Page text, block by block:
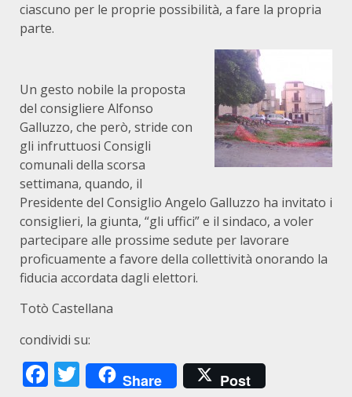
ciascuno per le proprie possibilità, a fare la propria
parte.
Un gesto nobile la proposta
del consigliere Alfonso
Galluzzo, che però, stride con
gli infruttuosi Consigli
comunali della scorsa
settimana, quando, il
Presidente del Consiglio Angelo Galluzzo ha invitato i
consiglieri, la giunta, “gli uffici” e il sindaco, a voler
partecipare alle prossime sedute per lavorare
proficuamente a favore della collettività onorando la
fiducia accordata dagli elettori.
Totò Castellana
condividi su:
Facebook
Twitter
Share Post